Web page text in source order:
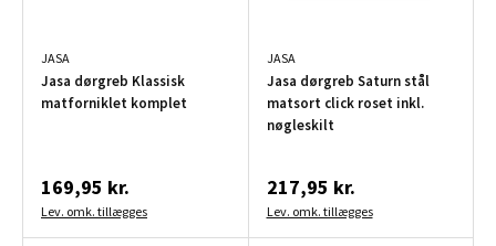
JASA
Jasa dørgreb Klassisk
matforniklet komplet
169,95 kr.
Lev. omk. tillægges
JASA
Jasa dørgreb Saturn stål
matsort click roset inkl.
nøgleskilt
217,95 kr.
Lev. omk. tillægges